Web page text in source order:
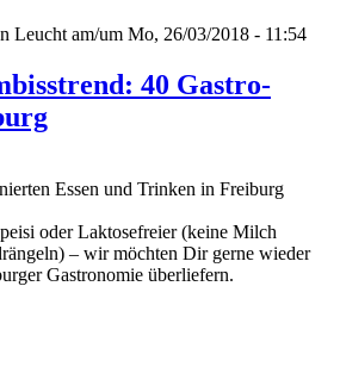
Leucht am/um Mo, 26/03/2018 - 11:54
40 Gastro-
Essen und Trinken in Freiburg
oder Laktosefreier (keine Milch
– wir möchten Dir gerne wieder
Gastronomie überliefern.